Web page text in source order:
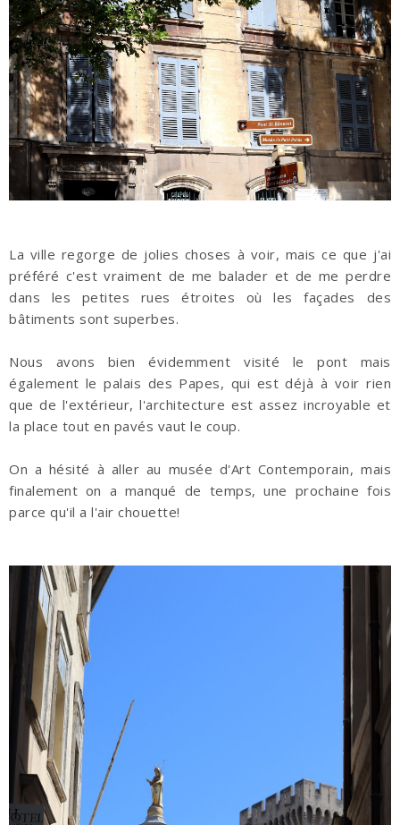
La ville regorge de jolies choses à voir, mais ce que j'ai
préféré c'est vraiment de me balader et de me perdre
dans les petites rues étroites où les façades des
bâtiments sont superbes.
Nous avons bien évidemment visité le pont mais
également le palais des Papes, qui est déjà à voir rien
que de l'extérieur, l'architecture est assez incroyable et
la place tout en pavés vaut le coup.
On a hésité à aller au musée d'Art Contemporain, mais
finalement on a manqué de temps, une prochaine fois
parce qu'il a l'air chouette!